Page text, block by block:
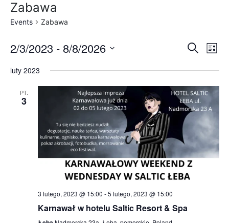
Zabawa
Events Zabawa
E
v
e
n
s
S
e
a
Search
List
2/3/2023 - 8/8/2026
date.
luty 2023
PT.
3
3 lutego, 2023 @ 15:00 -5 lutego, 2023 @ 15:00
Karnawał w hotelu Saltic Resort & Spa